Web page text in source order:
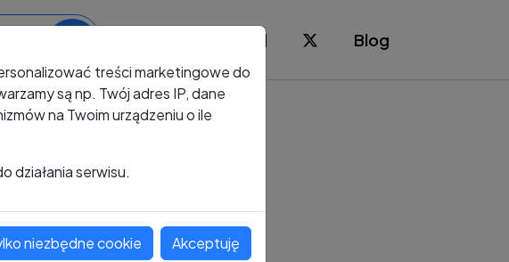
Blog
numer
treści marketingowe do
są np. Twój adres IP, dane
na Twoim urządzeniu o ile
działania serwisu.
niezbędne cookie Akceptuję